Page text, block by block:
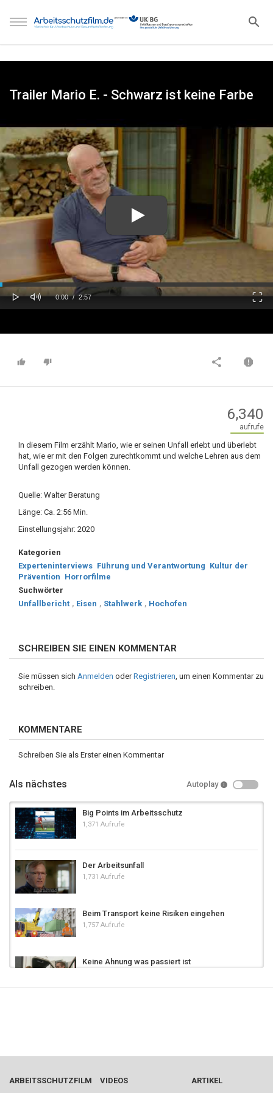
Trailer Mario E. - Schwarz ist keine Farbe
Mute
Current
0:00 / Duration
2:57
6,340
aufrufe
In diesem Film erzählt Mario, wie er seinen Unfall erlebt und überlebt
hat, wie er mit den Folgen zurechtkommt und welche Lehren aus dem
Unfall gezogen werden können.
Quelle: Walter Beratung
Länge: Ca. 2:56 Min.
Einstellungsjahr: 2020
Kategorien
Experteninterviews Führung und Verantwortung Kultur der
Prävention Horrorfilme
Suchwörter
Unfallbericht , Eisen , Stahlwerk , Hochofen
SCHREIBEN SIE EINEN KOMMENTAR
Sie müssen sich Anmelden oderRegistrieren, um einen Kommentar zu
schreiben.
KOMMENTARE
Schreiben Sie als Erster einen Kommentar
Als nächstes Autoplay
Big Points im Arbeitsschutz
1,371 Aufrufe
Der Arbeitsunfall
1,731 Aufrufe
Beim Transport keine Risiken eingehen
1,757 Aufrufe
Keine Ahnung was passiert ist
Tragischer Unfall: Betroffener und Beteiligte
1,818 Aufrufe
ARBEITSSCHUTZFILM VIDEOS ARTIKEL